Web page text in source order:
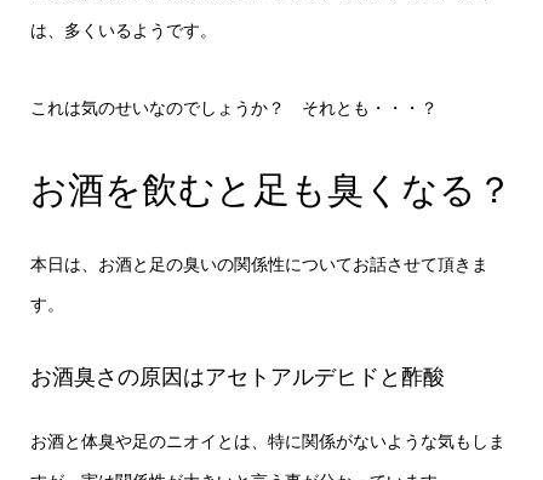
は、多くいるようです。
これは気のせいなのでしょうか？ それとも・・・？
お酒を飲むと足も臭くなる？
本日は、お酒と足の臭いの関係性についてお話させて頂きま
す。
お酒臭さの原因はアセトアルデヒドと酢酸
お酒と体臭や足のニオイとは、特に関係がないような気もしま